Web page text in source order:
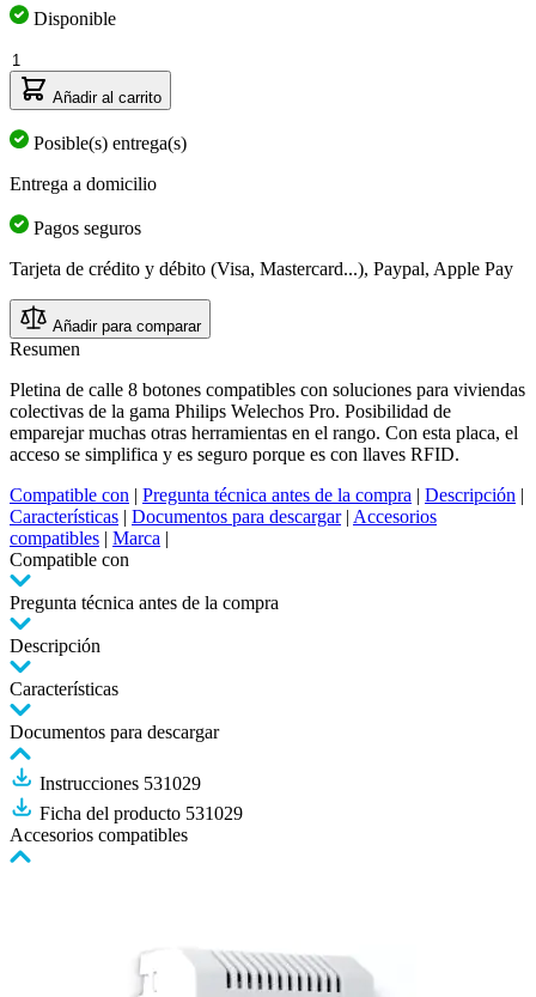
Disponible
Cantidad
Añadir al carrito
Posible(s) entrega(s)
Entrega a domicilio
Pagos seguros
Tarjeta de crédito y débito (Visa, Mastercard...), Paypal, Apple Pay
Añadir para comparar
Resumen
Pletina de calle 8 botones compatibles con soluciones para viviendas
colectivas de la gama Philips Welechos Pro. Posibilidad de
emparejar muchas otras herramientas en el rango. Con esta placa, el
acceso se simplifica y es seguro porque es con llaves RFID.
Compatible con | Pregunta técnica antes de la compra | Descripción |
Características | Documentos para descargar | Accesorios
compatibles | Marca |
Compatible con
Pregunta técnica antes de la compra
Descripción
Características
Documentos para descargar
Instrucciones 531029
Ficha del producto 531029
Accesorios compatibles